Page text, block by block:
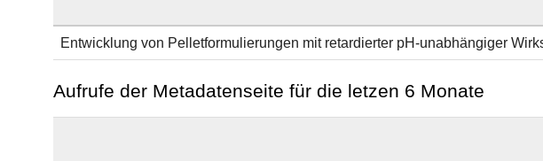
Entwicklung von Pelletformulierungen mit retardierter pH-unabhängiger
Aufrufe der Metadatenseite für die letzen 6 Monate